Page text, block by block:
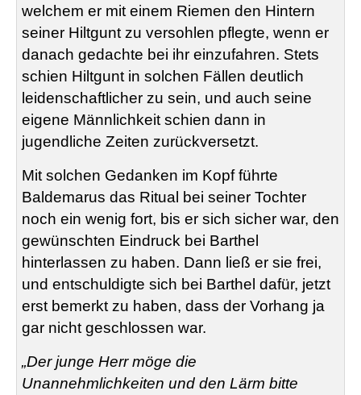
welchem er mit einem Riemen den Hintern
seiner Hiltguntzu versohlen pflegte, wenn er
danach gedachte bei ihr einzufahren. Stets
schien Hiltguntin solchen Fällen deutlich
leidenschaftlicher zu sein, und auch seine
eigene Männlichkeit schien dann in
jugendliche Zeiten zurückversetzt.
Mit solchen Gedanken im Kopf führte
Baldemarus das Ritual bei seiner Tochter
noch ein wenig fort, bis er sich sicher war, den
gewünschten Eindruck bei Barthel
hinterlassen zu haben. Dann ließ er sie frei,
und entschuldigte sich bei Barthel dafür, jetzt
erst bemerkt zu haben, dass der Vorhang ja
gar nicht geschlossen war.
„Der junge Herr möge die
Unannehmlichkeiten und den Lärm bitte